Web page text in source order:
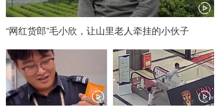
“网红货郎”毛小欣，让山里老人牵挂的小伙子